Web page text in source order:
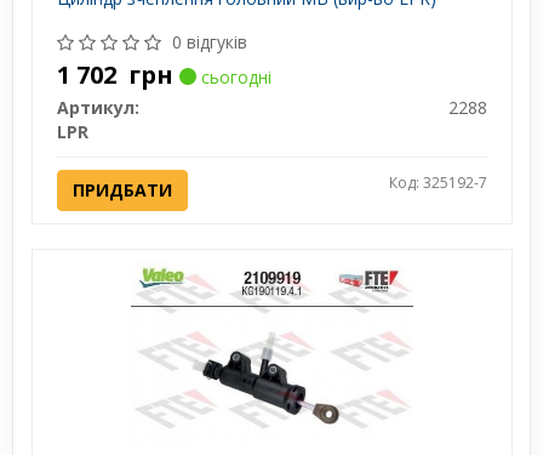
0 відгуків
1 702 грн
сьогодні
Артикул:
2288
LPR
ПРИДБАТИ Код: 325192-7